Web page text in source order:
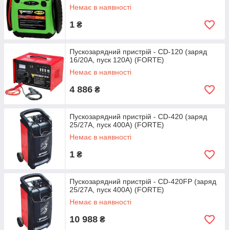
Немає в наявності
1 ₴
Пускозарядний пристрій - CD-120 (заряд
16/20А, пуск 120А) (FORTE)
Немає в наявності
4 886 ₴
Пускозарядний пристрій - CD-420 (заряд
25/27А, пуск 400А) (FORTE)
Немає в наявності
1 ₴
Пускозарядний пристрій - CD-420FP (заряд
25/27А, пуск 400А) (FORTE)
Немає в наявності
10 988 ₴